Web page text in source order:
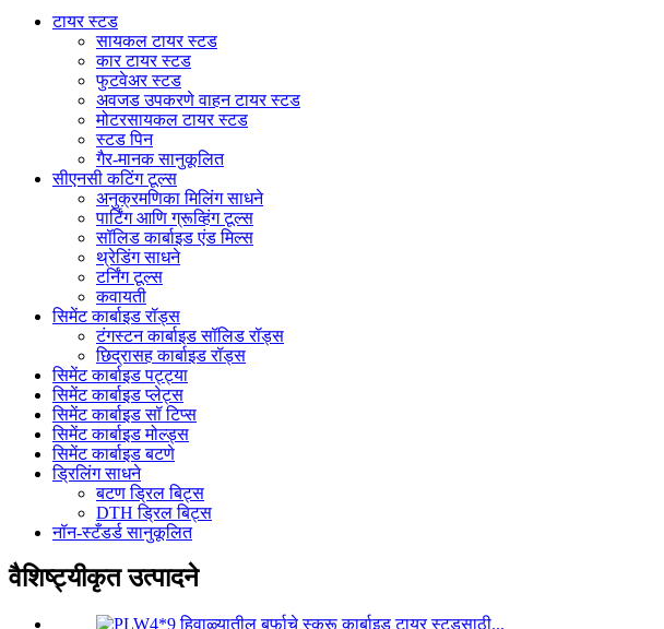
टायर स्टड
सायकल टायर स्टड
कार टायर स्टड
फुटवेअर स्टड
अवजड उपकरणे वाहन टायर स्टड
मोटरसायकल टायर स्टड
स्टड पिन
गैर-मानक सानुकूलित
सीएनसी कटिंग टूल्स
अनुक्रमणिका मिलिंग साधने
पार्टिंग आणि ग्रूव्हिंग टूल्स
सॉलिड कार्बाइड एंड मिल्स
थ्रेडिंग साधने
टर्निंग टूल्स
कवायती
सिमेंट कार्बाइड रॉड्स
टंगस्टन कार्बाइड सॉलिड रॉड्स
छिद्रासह कार्बाइड रॉड्स
सिमेंट कार्बाइड पट्ट्या
सिमेंट कार्बाइड प्लेट्स
सिमेंट कार्बाइड सॉ टिप्स
सिमेंट कार्बाइड मोल्ड्स
सिमेंट कार्बाइड बटणे
ड्रिलिंग साधने
बटण ड्रिल बिट्स
DTH ड्रिल बिट्स
नॉन-स्टँडर्ड सानुकूलित
वैशिष्ट्यीकृत उत्पादने